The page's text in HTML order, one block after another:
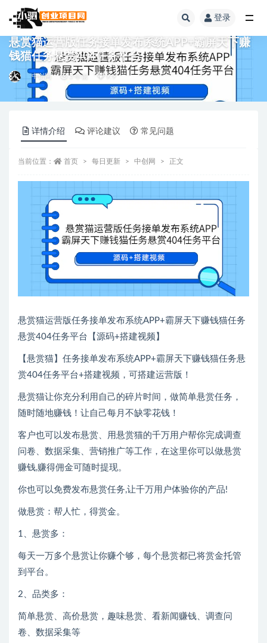
登录
悬赏猫运营版任务接单发布系统APP+霸屏天下赚
钱猫任务悬赏404任务平台
中创网 3 年前 9.9
详情介绍 评论建议 常见问题
当前位置： 首页 每日更新 中创网 正文
悬赏猫运营版任务接单发布系统APP+霸屏天下赚钱猫任务
悬赏404任务平台【源码+搭建视频】
【悬赏猫】任务接单发布系统APP+霸屏天下赚钱猫任务悬
赏404任务平台+搭建视频，可搭建运营版！
悬赏猫让你充分利用自己的碎片时间，做简单悬赏任务，
随时随地赚钱！让自己每月不缺零花钱！
客户也可以发布悬赏、用悬赏猫的千万用户帮你完成调查
问卷、数据采集、营销推广等工作，在这里你可以做悬赏
赚钱,赚得佣金可随时提现。
你也可以免费发布悬赏任务,让千万用户体验你的产品!
做悬赏：帮人忙，得赏金。
1、悬赏多：
每天一万多个悬赏让你赚个够，每个悬赏都已将赏金托管
到平台。
2、品类多：
简单悬赏、高价悬赏，趣味悬赏、看新闻赚钱、调查问
卷、数据采集等